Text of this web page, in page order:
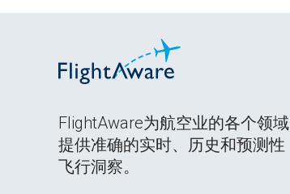
FlightAware为航空业的各个领域
提供准确的实时、历史和预测性
飞行洞察。